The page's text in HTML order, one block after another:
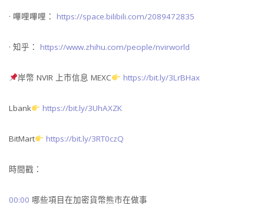
· 嗶哩嗶哩： https://space.bilibili.com/2089472835
· 知乎： https://www.zhihu.com/people/nvirworld
岸幣 NVIR 上市信息 MEXC https://bit.ly/3LrBHax
Lbank https://bit.ly/3UhAXZK
BitMart https://bit.ly/3RT0czQ
時間戳：
00:00 哪些項目在加密貨幣熊市在做事